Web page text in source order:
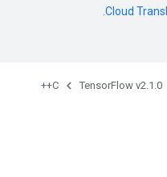
Cloud
TensorFlow v2.1.0
C++